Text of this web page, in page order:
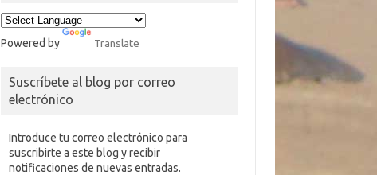
Powered by Translate
Suscríbete al blog por correo
electrónico
Introduce tu correo electrónico para
suscribirte a este blog y recibir
notificaciones de nuevas entradas.